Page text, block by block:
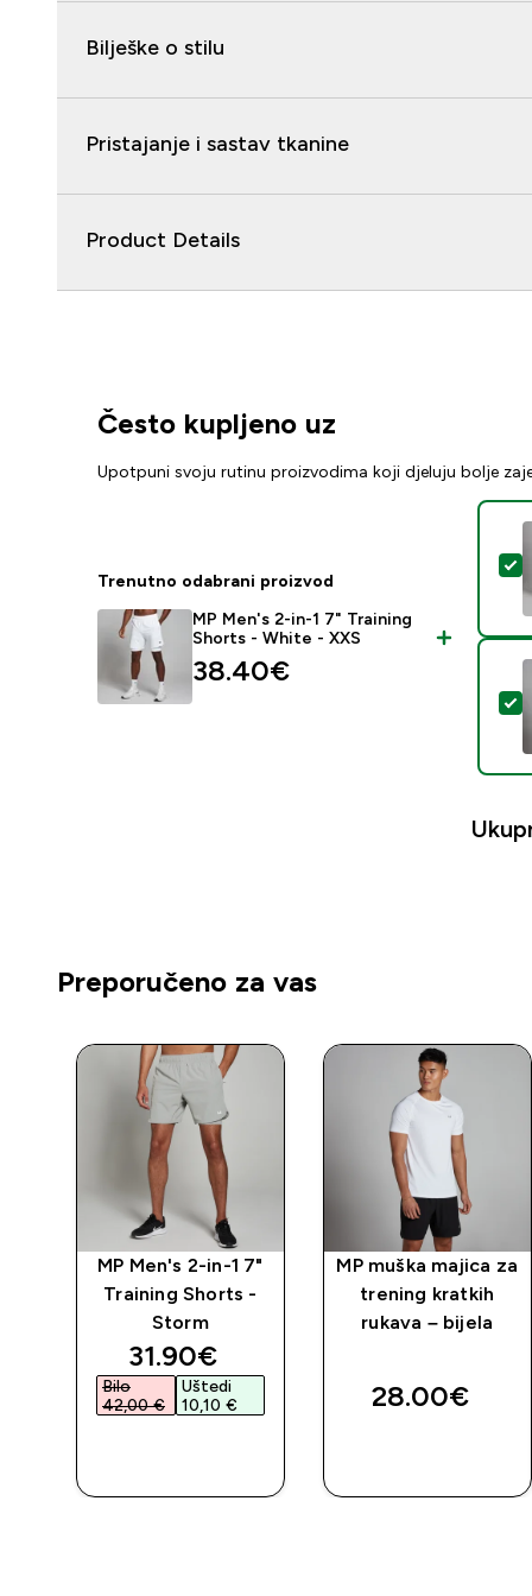
Bilješke o stilu
Pristajanje i sastav tkanine
Product Details
Često kupljeno uz
Upotpuni svoju rutinu proizvodima koji djeluju bolje
Trenutno odabrani proizvod
MP Men's 2-in-1 7" Training
Shorts - White - XXS
38.40€‎
Preporučeno za vas
MP Men's 2-in-1 7"
Training Shorts -
Storm
discounted price
31.90€‎
Bilo
42,00 €‎
Uštedi
10,10 €‎
MP muška majica za
trening kratkih
rukava – bijela
28.00€‎